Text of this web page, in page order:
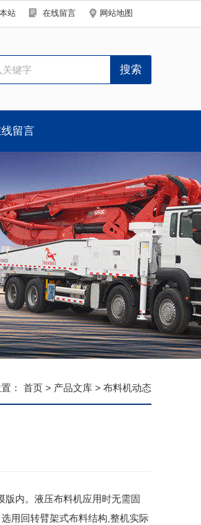
站 在线留言 网站地图
留言
： 首页 > 产品文库 > 布料机动态
内。液压布料机应用时无需固
用回转臂架式布料结构,整机实际